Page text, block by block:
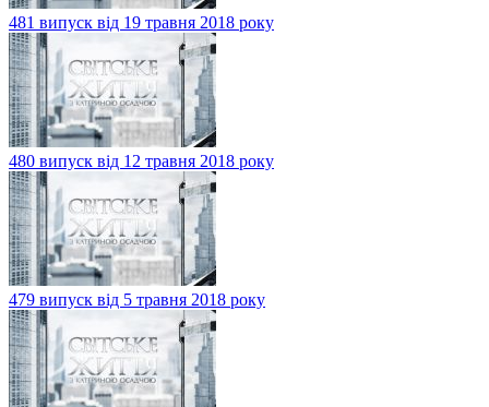
481 випуск від 19 травня 2018 року
480 випуск від 12 травня 2018 року
479 випуск від 5 травня 2018 року